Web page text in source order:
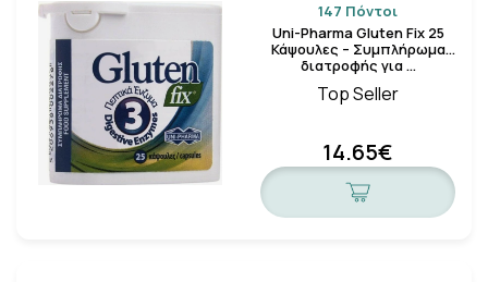
147 Πόντοι
Uni-Pharma Gluten Fix 25
Κάψουλες – Συμπλήρωμα
διατροφής για …
Top Seller
14.65€